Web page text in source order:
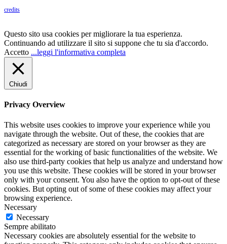
credits
Questo sito usa cookies per migliorare la tua esperienza.
Continuando ad utilizzare il sito si suppone che tu sia d'accordo.
Accetto ...leggi l'informativa completa
Chiudi
Privacy Overview
This website uses cookies to improve your experience while you
navigate through the website. Out of these, the cookies that are
categorized as necessary are stored on your browser as they are
essential for the working of basic functionalities of the website. We
also use third-party cookies that help us analyze and understand how
you use this website. These cookies will be stored in your browser
only with your consent. You also have the option to opt-out of these
cookies. But opting out of some of these cookies may affect your
browsing experience.
Necessary
Necessary
Sempre abilitato
Necessary cookies are absolutely essential for the website to